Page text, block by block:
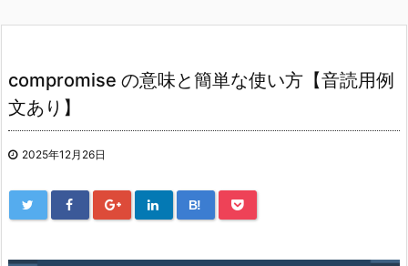
compromise の意味と簡単な使い方【音読用例
文あり】
2025年12月26日
B!